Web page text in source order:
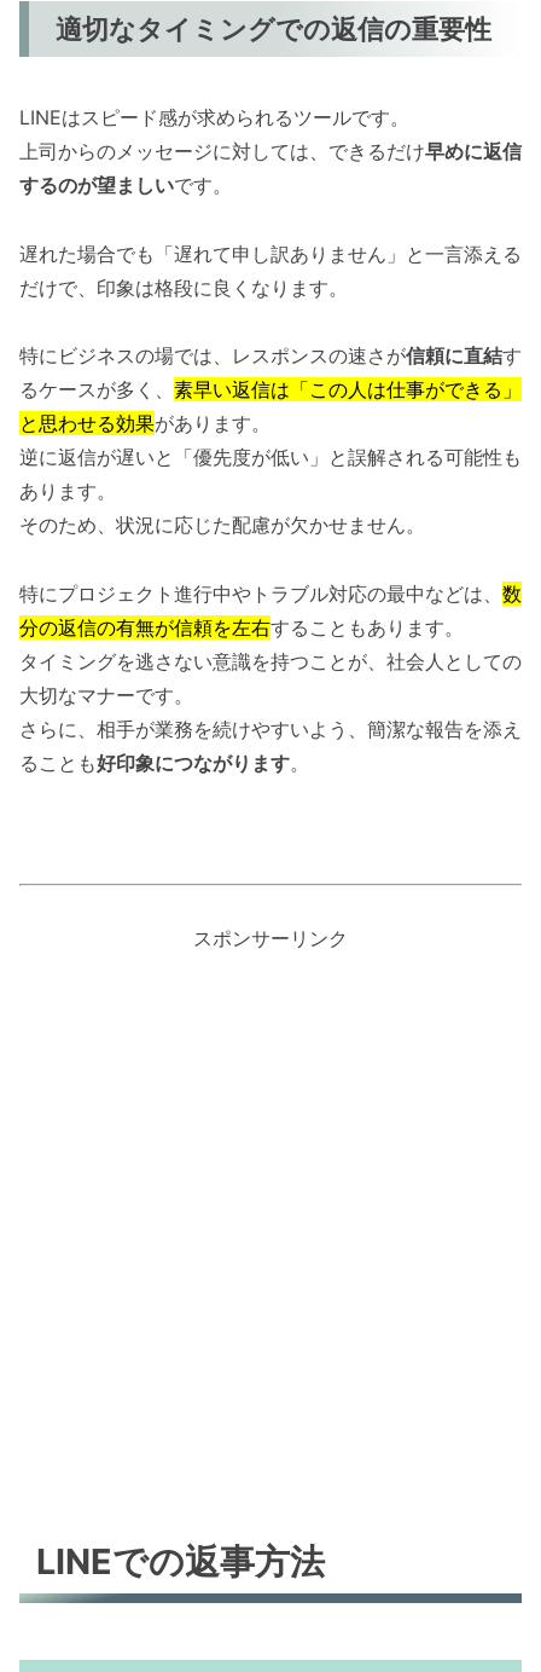
適切なタイミングでの返信の重要性
LINEはスピード感が求められるツールです。
上司からのメッセージに対しては、できるだけ早めに返信
するのが望ましいです。
遅れた場合でも「遅れて申し訳ありません」と一言添える
だけで、印象は格段に良くなります。
特にビジネスの場では、レスポンスの速さが信頼に直結す
るケースが多く、 素早い返信は「この人は仕事ができる」
と思わせる効果があります。
逆に返信が遅いと「優先度が低い」と誤解される可能性も
あります。
そのため、状況に応じた配慮が欠かせません。
特にプロジェクト進行中やトラブル対応の最中などは、 数
分の返信の有無が信頼を左右することもあります。
タイミングを逃さない意識を持つことが、社会人としての
大切なマナーです。
さらに、相手が業務を続けやすいよう、簡潔な報告を添え
ることも好印象につながります。
スポンサーリンク
LINEでの返事方法